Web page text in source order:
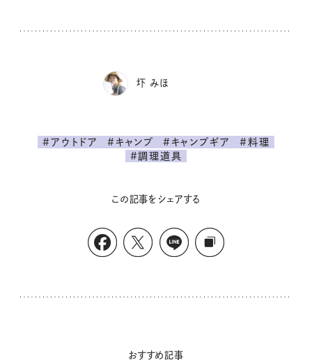
圷 みほ
#アウトドア #キャンプ #キャンプギア
#料理
#調理道具
この記事をシェアする
おすすめ記事